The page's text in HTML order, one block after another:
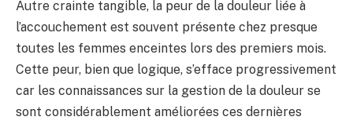
Autre crainte tangible, la peur de la douleur liée à
l’accouchement est souvent présente chez presque
toutes les femmes enceintes lors des premiers mois.
Cette peur, bien que logique, s’efface progressivement
car les connaissances sur la gestion de la douleur se
sont considérablement améliorées ces dernières